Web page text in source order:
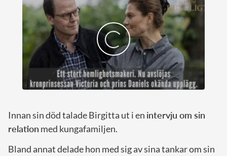
Innan sin död talade Birgitta ut i en intervju om sin
relation med kungafamiljen.
Bland annat delade hon med sig av sina tankar om sin